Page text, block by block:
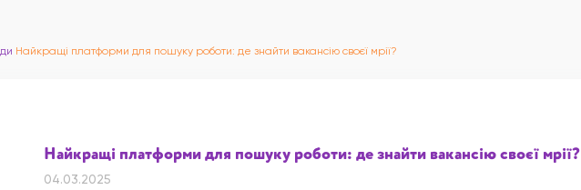
Найкращі платформи для пошуку роботи: де знайти вакансію своєї мрії?
Найкращі платформи для пошуку роботи: де знайти вакансію своєї мрії?
04.03.2025